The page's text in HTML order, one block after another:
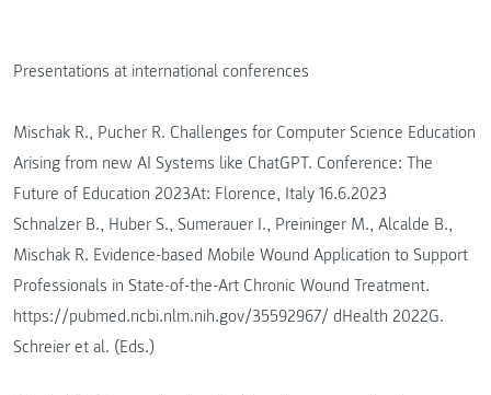
Presentations at international conferences
Mischak R., Pucher R. Challenges for Computer Science Education
Arising from new AI Systems like ChatGPT. Conference: The
Future of Education 2023At: Florence, Italy 16.6.2023
Schnalzer B., Huber S., Sumerauer I., Preininger M., Alcalde B.,
Mischak R. Evidence-based Mobile Wound Application to Support
Professionals in State-of-the-Art Chronic Wound Treatment.
https://pubmed.ncbi.nlm.nih.gov/35592967/ dHealth 2022G.
Schreier et al. (Eds.)